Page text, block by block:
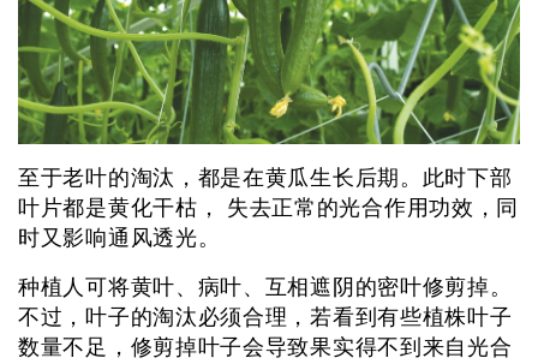
至于老叶的淘汰，都是在黄瓜生长后期。此时下部
叶片都是黄化干枯， 失去正常的光合作用功效，同
时又影响通风透光。
种植人可将黄叶、病叶、互相遮阴的密叶修剪掉。
不过，叶子的淘汰必须合理，若看到有些植株叶子
数量不足，修剪掉叶子会导致果实得不到来自光合